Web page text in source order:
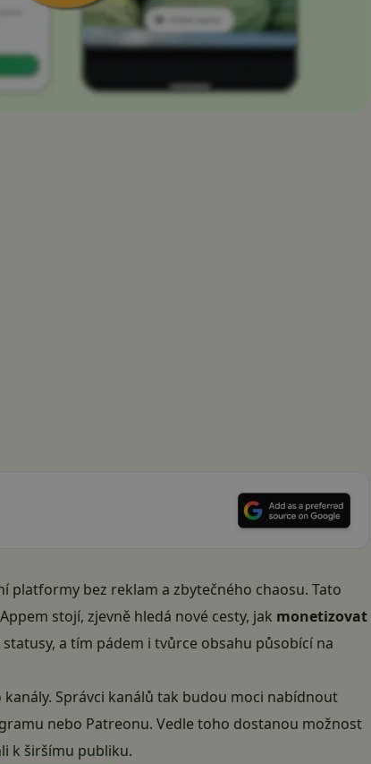
platformy bez reklam a zbytečného chaosu. Tato
stojí, zjevně hledá nové cesty, jak monetizovat
a tím pádem i tvůrce obsahu působící na
kanály. Správci kanálů tak budou moci nabídnout
nebo Patreonu. Vedle toho dostanou možnost
k širšímu publiku.